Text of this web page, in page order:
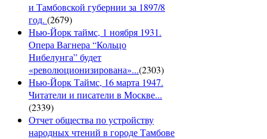
и Тамбовской губернии за 1897/8
год. (2679)
Нью-Йорк таймс, 1 ноября 1931.
Опера Вагнера “Кольцо
Нибелунга” будет
«революционизирована»...(2303)
Нью-Йорк Таймс, 16 марта 1947.
Читатели и писатели в Москве...
(2339)
Отчет общества по устройству
народных чтений в городе Тамбове